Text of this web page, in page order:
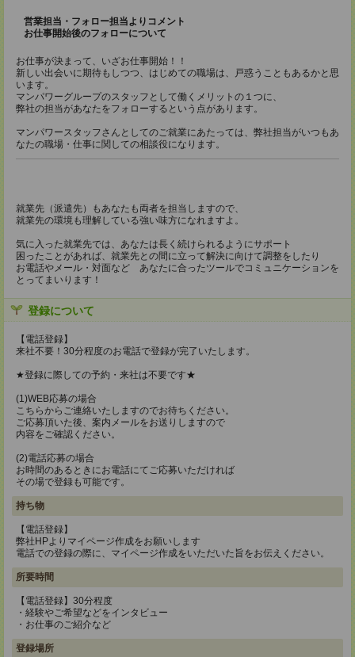
営業担当・フォロー担当よりコメント
お仕事開始後のフォローについて
お仕事が決まって、いざお仕事開始！！
新しい出会いに期待もしつつ、はじめての職場は、戸惑うこともあるかと思
います。
マンパワーグループのスタッフとして働くメリットの１つに、
弊社の担当があなたをフォローするという点があります。
マンパワースタッフさんとしてのご就業にあたっては、弊社担当がいつもあ
なたの職場・仕事に関しての相談役になります。
就業先（派遣先）もあなたも両者を担当しますので、
就業先の環境も理解している強い味方になれますよ。
気に入った就業先では、あなたは長く続けられるようにサポート
困ったことがあれば、就業先との間に立って解決に向けて調整をしたり
お電話やメール・対面など あなたに合ったツールでコミュニケーションを
とってまいります！
登録について
【電話登録】
来社不要！30分程度のお電話で登録が完了いたします。
★登録に際しての予約・来社は不要です★
(1)WEB応募の場合
こちらからご連絡いたしますのでお待ちください。
ご応募頂いた後、案内メールをお送りしますので
内容をご確認ください。
(2)電話応募の場合
お時間のあるときにお電話にてご応募いただければ
その場で登録も可能です。
持ち物
【電話登録】
弊社HPよりマイページ作成をお願いします
電話での登録の際に、マイページ作成をいただいた旨をお伝えください。
所要時間
【電話登録】30分程度
・経験やご希望などをインタビュー
・お仕事のご紹介など
登録場所